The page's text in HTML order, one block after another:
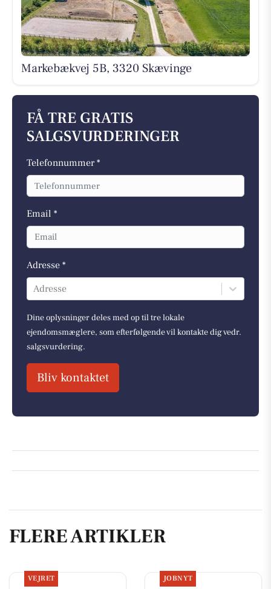
Markebækvej 5B, 3320 Skævinge
FÅ TRE GRATIS
SALGSVURDERINGER
Telefonnummer *
Email *
Adresse *
Adresse
Dine oplysninger deles med op til tre lokale
ejendomsmæglere, som efterfølgende vil kontakte dig vedr.
salgsvurdering.
Bliv kontaktet
FLERE ARTIKLER
VEJRET JOBNYT